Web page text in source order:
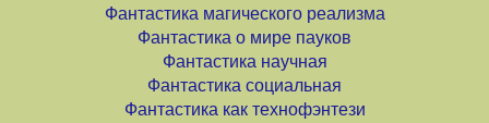
Фантастика магического реализма
Фантастика о мире пауков
Фантастика научная
Фантастика социальная
Фантастика как технофэнтези